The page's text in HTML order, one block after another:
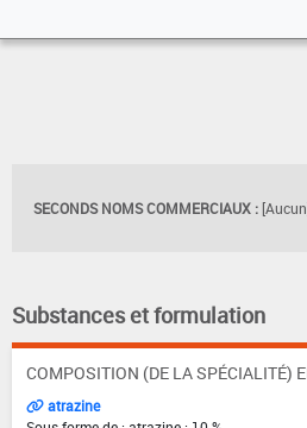
SECONDS NOMS COMMERCIAUX :
Substances et formulation
COMPOSITION (DE LA SPÉCIALITÉ)
atrazine